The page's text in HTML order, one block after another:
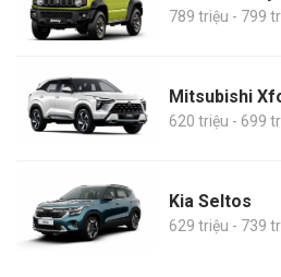
789 triệu - 799
Mitsubishi
620 triệu - 699
Kia Seltos
629 triệu - 739